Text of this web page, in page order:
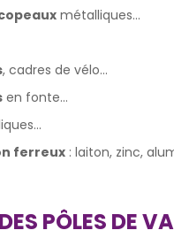
métalliques...
, cadres de vélo...
en fonte...
ferreux : laiton, zinc,
PÔLES DE